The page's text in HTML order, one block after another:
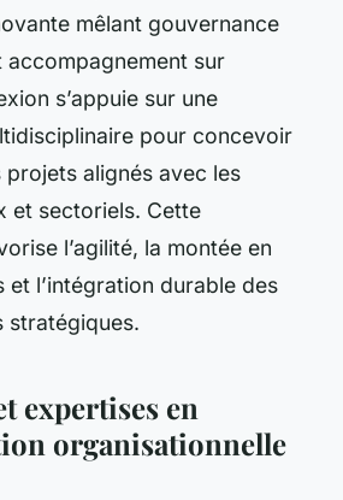
mêlant gouvernance
accompagnement sur
s’appuie sur une
pour concevoir
alignés avec les
et sectoriels. Cette
l’agilité, la montée en
et l’intégration durable des
stratégiques.
expertises en
organisationnelle